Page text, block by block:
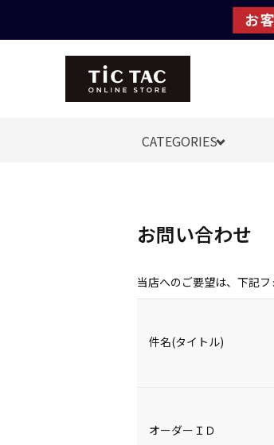
CATEGORIES
お問い合わせ
当店へのご要望は、下記
件名(タイトル)
オーダーＩＤ